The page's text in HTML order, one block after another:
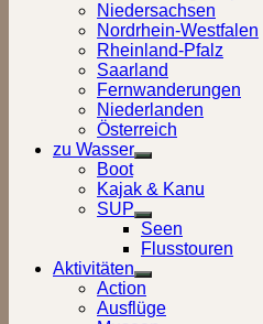
Niedersachsen
Nordrhein-Westfalen
Rheinland-Pfalz
Saarland
Fernwanderungen
Niederlanden
Österreich
zu Wasser
Show
sub
menu
Boot
Kajak & Kanu
SUP
Show
sub
menu
Seen
Flusstouren
Aktivitäten
Show
sub
Action
Ausflüge